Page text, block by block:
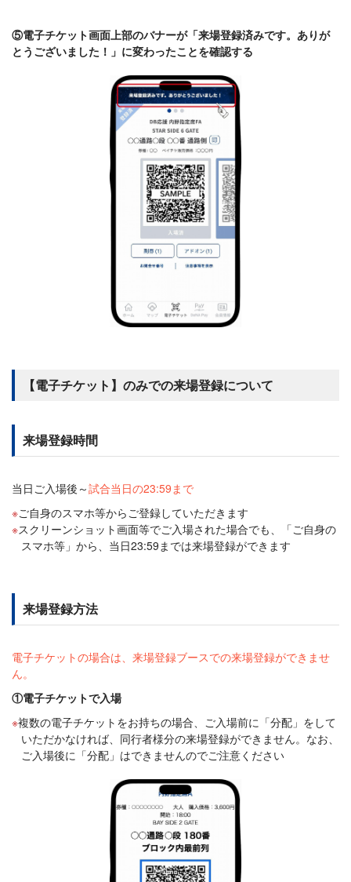
⑤電子チケット画面上部のバナーが「来場登録済みです。ありが
とうございました！」に変わったことを確認する
【電子チケット】のみでの来場登録について
来場登録時間
当日ご入場後～試合当日の23:59まで
ご自身のスマホ等からご登録していただきます
スクリーンショット画面等でご入場された場合でも、「ご自身の
スマホ等」から、当日23:59までは来場登録ができます
来場登録方法
電子チケットの場合は、来場登録ブースでの来場登録ができませ
ん。
①電子チケットで入場
複数の電子チケットをお持ちの場合、ご入場前に「分配」をして
いただかなければ、同行者様分の来場登録ができません。なお、
ご入場後に「分配」はできませんのでご注意ください